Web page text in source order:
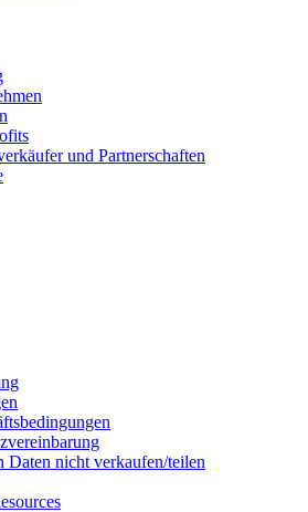
und Partnerschaften
Daten nicht verkaufen/teilen